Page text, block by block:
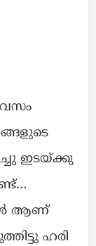
ഇടയ്ക്കു
ആണ്
ഹരി